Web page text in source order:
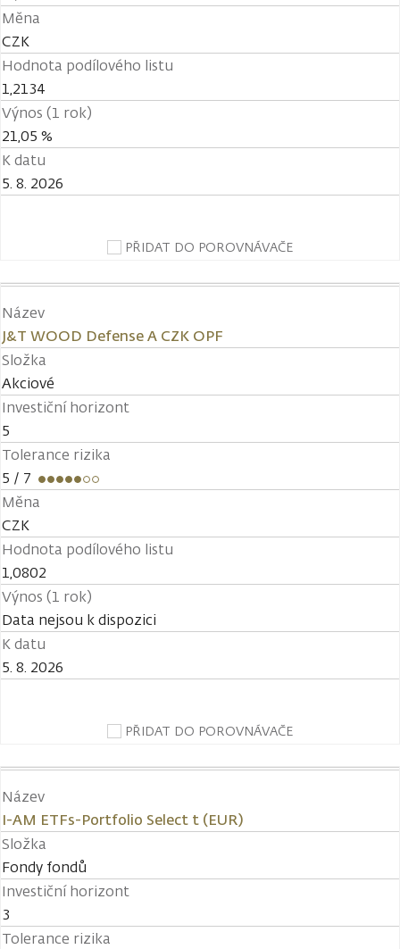
Měna
CZK
Hodnota podílového listu
1,2134
Výnos (1 rok)
21,05 %
K datu
5. 8. 2026
PŘIDAT DO POROVNÁVAČE
Název
J&T WOOD Defense A CZK OPF
Složka
Akciové
Investiční horizont
5
Tolerance rizika
5 / 7
Měna
CZK
Hodnota podílového listu
1,0802
Výnos (1 rok)
Data nejsou k dispozici
K datu
5. 8. 2026
PŘIDAT DO POROVNÁVAČE
Název
I-AM ETFs-Portfolio Select t (EUR)
Složka
Fondy fondů
Investiční horizont
3
Tolerance rizika